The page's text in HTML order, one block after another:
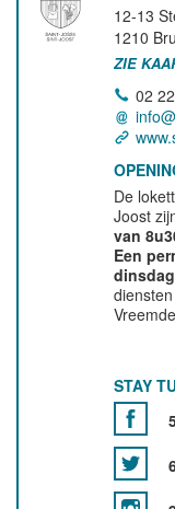
12-13
1210
ZIE
02
De
Joost
van
Een
STAY